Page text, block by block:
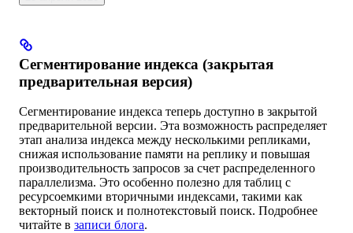
Сегментирование индекса (закрытая
предварительная версия)
Сегментирование индекса теперь доступно в закрытой
предварительной версии. Эта возможность распределяет
этап анализа индекса между несколькими репликами,
снижая использование памяти на реплику и повышая
производительность запросов за счет распределенного
параллелизма. Это особенно полезно для таблиц с
ресурсоемкими вторичными индексами, такими как
векторный поиск и полнотекстовый поиск. Подробнее
читайте в записи блога.